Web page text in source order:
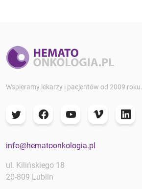
Wspieramy lekarzy i pacjentów od 2009 roku.
info@hematoonkologia.pl
ul. Kilińskiego 18
20-809 Lublin